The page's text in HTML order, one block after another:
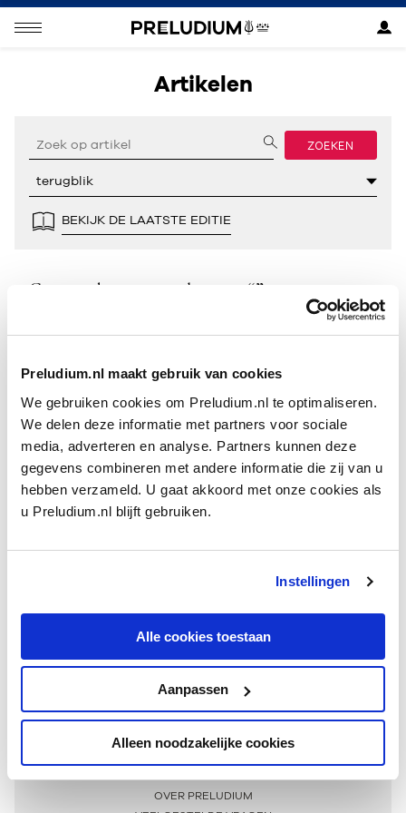
Preludium.nl maakt gebruik van cookies
We gebruiken cookies om Preludium.nl te optimaliseren.
We delen deze informatie met partners voor sociale
media, adverteren en analyse. Partners kunnen deze
gegevens combineren met andere informatie die zij van u
hebben verzameld. U gaat akkoord met onze cookies als
u Preludium.nl blijft gebruiken.
Instellingen
Alle cookies toestaan
Aanpassen
Alleen noodzakelijke cookies
Artikelen
ZOEKEN
BEKIJK DE LAATSTE EDITIE
Geen resultaten gevonden voor “”.
Meer informatie
OVER PRELUDIUM